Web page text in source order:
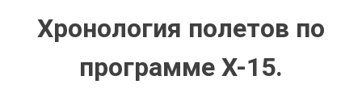
Хронология полетов по
программе Х-15.